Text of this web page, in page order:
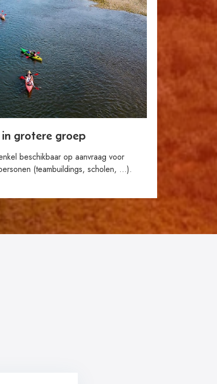
in grotere groep
beschikbaar op aanvraag voor
(teambuildings, scholen, ...).